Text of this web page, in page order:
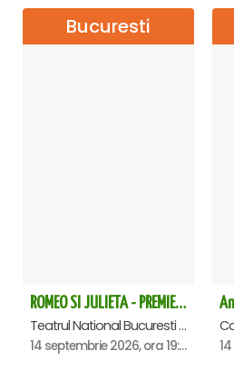
Bucuresti
ROMEO SI JULIETA - PREMIERA OFICIALA - Bucuresti
Teatrul National Bucuresti - Sala Ion Caramitru, Bucuresti
14 septembrie 2026, ora 19:00